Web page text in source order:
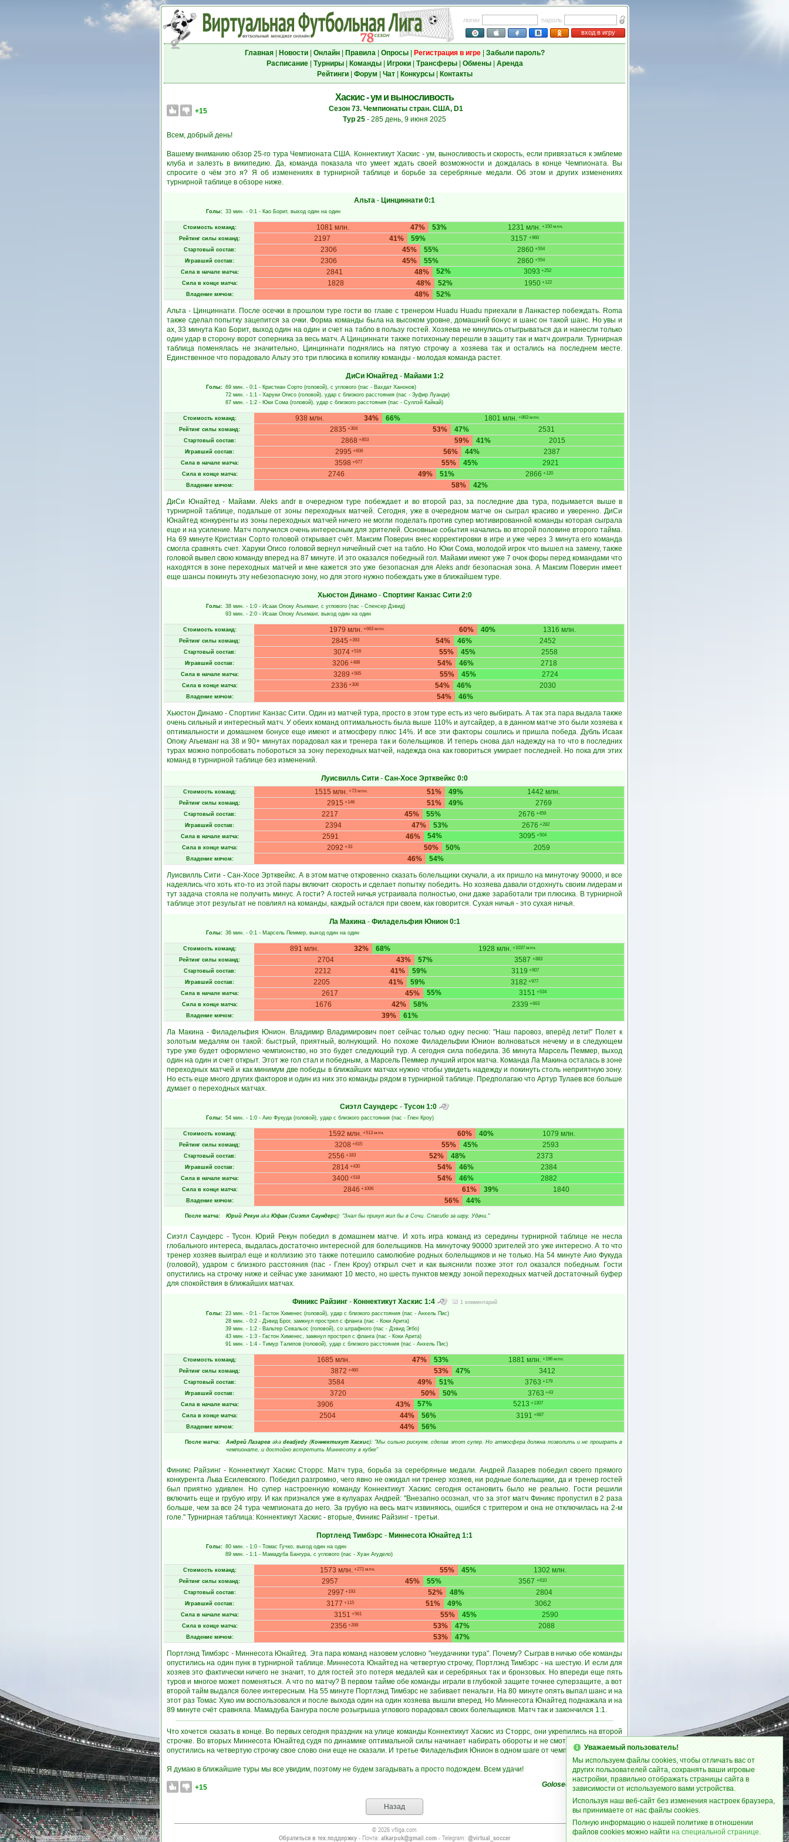
логин
пароль
вход в игру
Главная| Новости| Онлайн| Правила| Опросы| Регистрация в игре| Забыли пароль?
Расписание| Турниры| Команды| Игроки| Трансферы| Обмены| Аренда
Рейтинги| Форум Чат| Конкурсы| Контакты
Хаскис - ум и выносливость
+15
Сезон 73. Чемпионаты стран. США, D1
Тур 25 - 285 день, 9 июня 2025
Всем, добрый день!
Вашему вниманию обзор 25-го тура Чемпионата США. Коннектикут Хаскис - ум, выносливость и скорость, если привязаться к эмблеме
клуба и залезть в википедию. Да, команда показала что умеет ждать своей возможности и дождалась в конце Чемпионата. Вы
спросите о чём это я? Я об изменениях в турнирной таблице и борьбе за серебряные медали. Об этом и других изменениях
турнирной таблице в обзоре ниже.
Альта - Цинциннати 0:1
Голы: 33 мин. - 0:1 - Као Борит, выход один на один
Стоимость команд: 47%
1081 млн. 53% 1231 млн. +150 млн.
Рейтинг силы команд: 41%
2197 59% 3157 +960
Стартовый состав: 45%
2306 55% 2860 +554
Игравший состав: 45%
2306 55% 2860 +554
Сила в начале матча: 48%
2841 52% 3093 +252
Сила в конце матча: 48%
1828 52% 1950 +122
Владение мячом: 48%
52%
Альта - Цинциннати. После осечки в прошлом туре гости во главе с тренером Huadu Huadu приехали в Ланкастер побеждать. Roma
также сделал попытку зацепится за очки. Форма команды была на высоком уровне, домашний бонус и шанс он такой шанс. Но увы и
ах, 33 минута Као Борит, выход один на один и счет на табло в пользу гостей. Хозяева не кинулись отыгрываться да и нанесли только
один удар в сторону ворот соперника за весь матч. А Цинциннати также потихоньку перешли в защиту так и матч доиграли. Турнирная
таблица поменялась не значительно, Цинциннати поднялись на пятую строчку а хозяева так и остались на последнем месте.
Единственное что порадовало Альту это три плюсика в копилку команды - молодая команда растет.
ДиСи Юнайтед- Майами 1:2
Голы: 69 мин. - 0:1 - Кристиан Сорто (головой), с углового (пас - Вахдат Ханонов)
72 мин. - 1:1 - Харуки Огисо (головой), удар с близкого расстояния (пас - Зуфир Луанди)
87 мин. - 1:2 - Юки Сома (головой), удар с близкого расстояния (пас - Суллэй Кайкай)
Стоимость команд: 34%
938 млн. 66% 1801 млн. +863 млн.
Рейтинг силы команд: 53%
2835 +304 47% 2531
Стартовый состав: 59%
2868 +853 41% 2015
Игравший состав: 56%
2995 +608 44% 2387
Сила в начале матча: 55%
3598 +677 45% 2921
Сила в конце матча: 49%
2746 51% 2866 +120
Владение мячом: 58%
42%
ДиСи Юнайтед - Майами. Aleks andr в очередном туре побеждает и во второй раз, за последние два тура, подымается выше в
турнирной таблице, подальше от зоны переходных матчей. Сегодня, уже в очередном матче он сыграл красиво и уверенно. ДиСи
Юнайтед конкуренты из зоны переходных матчей ничего не могли поделать против супер мотивированной команды которая сыграла
еще и на усиление. Матч получился очень интересным для зрителей. Основные события начались во второй половине второго тайма.
На 69 минуте Кристиан Сорто головой открывает счёт. Максим Поверин внес корректировки в игре и уже через 3 минута его команда
смогла сравнять счет. Харуки Огисо головой вернул ничейный счет на табло. Но Юки Сома, молодой игрок что вышел на замену, также
головой вывел свою команду вперед на 87 минуте. И это оказался победный гол. Майами имеют уже 7 очок форы перед командами что
находятся в зоне переходных матчей и мне кажется это уже безопасная для Aleks andr безопасная зона. А Максим Поверин имеет
еще шансы покинуть эту небезопасную зону, но для этого нужно побеждать уже в ближайшем туре.
Хьюстон Динамо- Спортинг Канзас Сити 2:0
Голы: 38 мин. - 1:0 - Исаак Опоку Агьеманг, с углового (пас - Спенсер Дэвид)
93 мин. - 2:0 - Исаак Опоку Агьеманг, выход один на один
Стоимость команд: 60%
1979 млн. +663 млн. 40% 1316 млн.
Рейтинг силы команд: 54%
2845 +393 46% 2452
Стартовый состав: 55%
3074 +516 45% 2558
Игравший состав: 54%
3206 +488 46% 2718
Сила в начале матча: 55%
3289 +565 45% 2724
Сила в конце матча: 54%
2336 +306 46% 2030
Владение мячом: 54%
46%
Хьюстон Динамо - Спортинг Канзас Сити. Один из матчей тура, просто в этом туре есть из чего выбирать. А так эта пара выдала также
очень сильный и интересный матч. У обеих команд оптимальность была выше 110% и аутсайдер, а в данном матче это были хозяева к
оптимальности и домашнем бонусе еще имеют и атмосферу плюс 14%. И все эти факторы сошлись и пришла победа. Дубль Исаак
Опоку Агьеманг на 38 и 90+ минутах порадовал как и тренера так и болельщиков. И теперь снова дал надежду на то что в последних
турах можно попробовать побороться за зону переходных матчей, надежда она как говориться умирает последней. Но пока для этих
команд в турнирной таблице без изменений.
Луисвилль Сити - Сан-Хосе Эртквейкс 0:0
Стоимость команд: 51%
1515 млн. +73 млн. 49% 1442 млн.
Рейтинг силы команд: 51%
2915 +146 49% 2769
Стартовый состав: 45%
2217 55% 2676 +459
Игравший состав: 47%
2394 53% 2676 +282
Сила в начале матча: 46%
2591 54% 3095 +504
Сила в конце матча: 50%
2092 +33 50% 2059
Владение мячом: 46%
54%
Луисвилль Сити - Сан-Хосе Эртквейкс. А в этом матче откровенно сказать болельщики скучали, а их пришло на минуточку 90000, и все
надеялись что хоть кто-то из этой пары включит скорость и сделает попытку победить. Но хозяева давали отдохнуть своим лидерам и
тут задача стояла не получить минус. А гости? А гостей ничья устраивала полностью, они даже заработали три плюсика. В турнирной
таблице этот результат не повлиял на команды, каждый остался при своем, как говорится. Сухая ничья - это сухая ничья.
Ла Макина- Филадельфия Юнион 0:1
Голы: 36 мин. - 0:1 - Марсель Пеммер, выход один на один
Стоимость команд: 32%
891 млн. 68% 1928 млн. +1037 млн.
Рейтинг силы команд: 43%
2704 57% 3587 +883
Стартовый состав: 41%
2212 59% 3119 +907
Игравший состав: 41%
2205 59% 3182 +977
Сила в начале матча: 45%
2617 55% 3151 +534
Сила в конце матча: 42%
1676 58% 2339 +663
Владение мячом: 39%
61%
Ла Макина - Филадельфия Юнион. Владимир Владимирович поет сейчас только одну песню: "Наш паровоз, вперёд лети!" Полет к
золотым медалям он такой: быстрый, приятный, волнующий. Но похоже Филадельфии Юнион волноваться нечему и в следующем
туре уже будет оформлено чемпионство, но это будет следующий тур. А сегодня сила победила. 36 минута Марсель Пеммер, выход
один на один и счет открыт. Этот же гол стал и победным, а Марсель Пеммер лучший игрок матча. Команда Ла Макина осталась в зоне
переходных матчей и как минимум две победы в ближайших матчах нужно чтобы увидеть надежду и покинуть столь неприятную зону.
Но есть еще много других факторов и один из них это команды рядом в турнирной таблице. Предполагаю что Артур Тулаев все больше
думает о переходных матчах.
Сиэтл Саундерс - Тусон 1:0
Голы: 54 мин. - 1:0 - Аио Фукуда (головой), удар с близкого расстояния (пас - Глен Кроу)
Стоимость команд: 60%
1592 млн. +513 млн. 40% 1079 млн.
Рейтинг силы команд: 55%
3208 +615 45% 2593
Стартовый состав: 52%
2556 +183 48% 2373
Игравший состав: 54%
2814 +430 46% 2384
Сила в начале матча: 54%
3400 +518 46% 2882
Сила в конце матча: 61%
2846 +1006 39% 1840
Владение мячом: 56% 44%
После матча: Юрий Рекун aka Юфан (Сиэтл Саундерс): "Знал бы прикуп жил бы в Сочи. Спасибо за игру. Удачи."
Сиэтл Саундерс - Тусон. Юрий Рекун победил в домашнем матче. И хоть игра команд из середины турнирной таблице не несла
глобального интереса, выдалась достаточно интересной для болельщиков. На минуточку 90000 зрителей это уже интересно. А то что
тренер хозяев выиграл еще и коллизию это также потешило самолюбие родных болельщиков и не только. На 54 минуте Аио Фукуда
(головой), ударом с близкого расстояния (пас - Глен Кроу) открыл счет и как выяснили позже этот гол оказался победным. Гости
опустились на строчку ниже и сейчас уже занимают 10 место, но шесть пунктов между зоной переходных матчей достаточный буфер
для спокойствия в ближайших матчах.
Финикс Райзинг- Коннектикут Хаскис 1:4
1 комментарий
Голы: 23 мин. - 0:1 - Гастон Хименес (головой), удар с близкого расстояния (пас - Анхель Пис)
28 мин. - 0:2 - Дэвид Брог, замкнул прострел с фланга (пас - Коки Арита)
39 мин. - 1:2 - Вальтер Севальос (головой), со штрафного (пас - Дэвид Эгбо)
43 мин. - 1:3 - Гастон Хименес, замкнул прострел с фланга (пас - Коки Арита)
91 мин. - 1:4 - Тимур Талипов (головой), удар с близкого расстояния (пас - Анхель Пис)
Стоимость команд: 47%
1685 млн. 53% 1881 млн. +196 млн.
Рейтинг силы команд: 53%
3872 +460 47% 3412
Стартовый состав: 49%
3584 51% 3763 +179
Игравший состав: 50%
3720 50% 3763 +43
Сила в начале матча: 43%
3906 57% 5213 +1307
Сила в конце матча: 44%
2504 56% 3191 +687
Владение мячом: 44% 56%
После матча: Андрей Лазарев aka deadjedy (Коннектикут Хаскис): "Мы сильно рискуем, сделав этот супер. Но атмосфера должна позволить и не проиграть в
чемпионате, и достойно встретить Миннесоту в кубке"
Финикс Райзинг - Коннектикут Хаскис Сторрс. Матч тура, борьба за серебряные медали. Андрей Лазарев победил своего прямого
конкурента Льва Есилевского. Победил разгромно, чего явно не ожидал ни тренер хозяев, ни родные болельщики, да и тренер гостей
был приятно удивлен. Но супер настроенную команду Коннектикут Хаскис сегодня остановить было не реально. Гости решили
включить еще и грубую игру. И как признался уже в кулуарах Андрей: "Внезапно осознал, что за этот матч Финикс пропустил в 2 раза
больше, чем за все 24 тура чемпионата до него. За грубую на весь матч извиняюсь, ошибся с триггером и она не отключилась на 2-м
голе." Турнирная таблица: Коннектикут Хаскис - вторые, Финикс Райзинг - третьи.
Портленд Тимбэрс - Миннесота Юнайтед 1:1
Голы: 80 мин. - 1:0 - Томас Гучко, выход один на один
89 мин. - 1:1 - Мамадуба Бангура, с углового (пас - Хуан Агудело)
Стоимость команд: 55%
1573 млн. +271 млн. 45% 1302 млн.
Рейтинг силы команд: 45%
2957 55% 3567 +610
Стартовый состав: 52%
2997 +193 48% 2804
Игравший состав: 51%
3177 +115 49% 3062
Сила в начале матча: 55%
3151 +561 45% 2590
Сила в конце матча: 53%
2356 +268 47% 2088
Владение мячом: 53%
47%
Портлэнд Тимбэрс - Миннесота Юнайтед. Эта пара команд назовем условно "неудачники тура". Почему? Сыграв в ничью обе команды
опустились на один пунк в турнирной таблице. Миннесота Юнайтед на четвертую строчку, Портлэнд Тимбэрс - на шестую. И если для
хозяев это фактически ничего не значит, то для гостей это потеря медалей как и серебряных так и бронзовых. Но впереди еще пять
туров и многое может поменяться. А что по матчу? В первом тайме обе команды играли в глубокой защите точнее суперзащите, а вот
второй тайм выдался более интересным. На 55 минуте Портлэнд Тимбэрс не забивает пенальти. На 80 минуте опять выпал шанс и на
этот раз Томас Хуко им воспользовался и после выхода один на один хозяева вышли вперед. Но Миннесота Юнайтед поднажала и на
89 минуте счёт сравняла. Мамадуба Бангура после розыгрыша углового порадовал своих болельщиков. Матч так и закончился 1:1.
Что хочется сказать в конце. Во первых сегодня праздник на улице команды Коннектикут Хаскис из Сторрс, они укрепились на второй
строчке. Во вторых Миннесота Юнайтед судя по динамике оптимальной силы начинает набирать обороты и не смотря на то что они
опустились на четвертую строчку свое слово они еще не сказали. И третье Филадельфия Юнион в одном шаге от чемпионства.
Я думаю в ближайшие туры мы все увидим, поэтому не будем загадывать а просто подождем. Всем удачи!
+15 Goloseev Ирвайн Зета
Назад
© 2026 vfliga.com
Обратиться в тех.поддержку- Почта: alkarpuk@gmail.com- Telegram: @virtual_soccer
Уважаемый пользователь!
Мы используем файлы cookies, чтобы отличать вас от
других пользователей сайта, сохранять ваши игровые
настройки, правильно отображать страницы сайта в
зависимости от используемого вами устройства.
Используя наш веб-сайт без изменения настроек браузера,
вы принимаете от нас файлы cookies.
Полную информацию о нашей политике в отношении
файлов cookies можно найти на специальной странице.